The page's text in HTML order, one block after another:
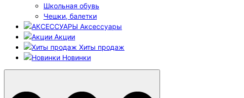
Школьная обувь
Чешки, балетки
Аксессуары
Акции
Хиты продаж
Новинки